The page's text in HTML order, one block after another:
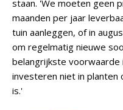
staan. 'We moeten geen
maanden per jaar
tuin aanleggen, of in
om regelmatig nieuwe
belangrijkste voorwaarde
investeren niet in planten
is.'